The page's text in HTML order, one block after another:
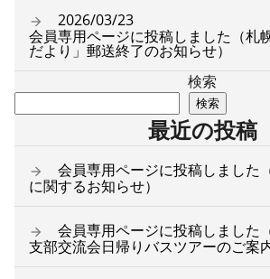
2026/03/23
会員専用ページに投稿しました（札
だより」郵送終了のお知らせ）
検索
検索
最近の投稿
会員専用ページに投稿しました
に関するお知らせ）
会員専用ページに投稿しました
支部交流会日帰りバスツアーのご案内